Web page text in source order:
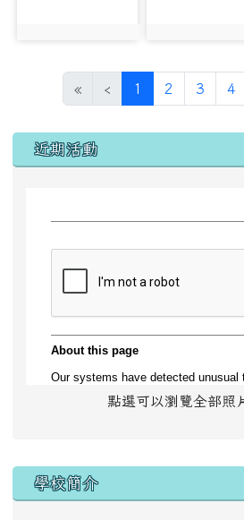
« ‹ 1 (目前頁次)
2 3 4
左邊區域內容
近期活動
點選可以瀏覽全部照
學校簡介